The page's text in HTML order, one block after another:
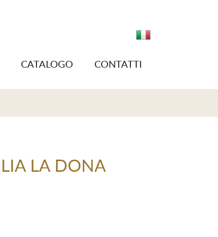
CATALOGO CONTATTI
LA DONA